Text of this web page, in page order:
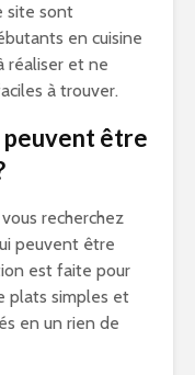
site sont
en cuisine
réaliser et ne
à trouver.
peuvent être
recherchez
peuvent être
est faite pour
plats simples et
en un rien de